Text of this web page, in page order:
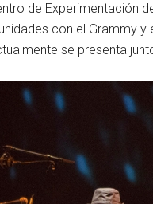
de Experimentación
con el Grammy y
se presenta